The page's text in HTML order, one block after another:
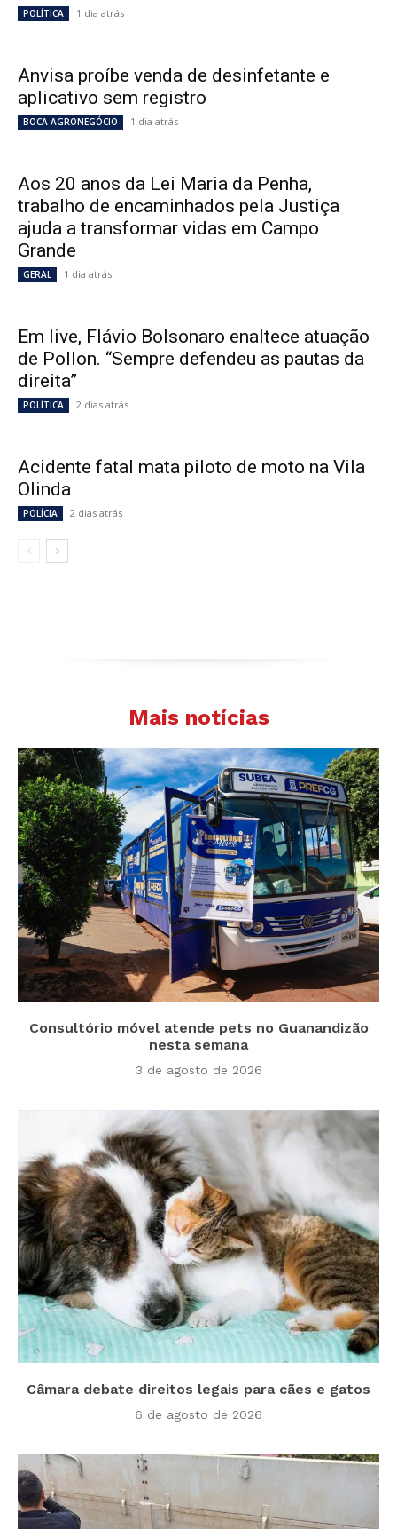
POLÍTICA 1 dia atrás
Anvisa proíbe venda de desinfetante e
aplicativo sem registro
BOCA AGRONEGÓCIO 1 dia atrás
Aos 20 anos da Lei Maria da Penha,
trabalho de encaminhados pela Justiça
ajuda a transformar vidas em Campo
Grande
GERAL 1 dia atrás
Em live, Flávio Bolsonaro enaltece atuação
de Pollon. “Sempre defendeu as pautas da
direita”
POLÍTICA 2 dias atrás
Acidente fatal mata piloto de moto na Vila
Olinda
POLÍCIA 2 dias atrás
Mais notícias
Consultório móvel atende pets no Guanandizão
nesta semana
3 de agosto de 2026
Câmara debate direitos legais para cães e gatos
6 de agosto de 2026